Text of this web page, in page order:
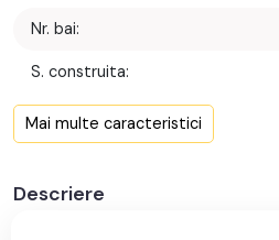
Nr. bai:
S. construita:
Confort:
Nr. balcoane:
Mai multe caracteristici
Descriere